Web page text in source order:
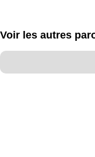
Voir les autres